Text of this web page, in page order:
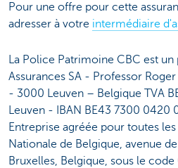
Pour une offre pour cette
adresser à votre intermédiaire
La Police Patrimoine CBC est un
Assurances SA - Professor
- 3000 Leuven – Belgique TVA
Leuven - IBAN BE43 7300 0420
Entreprise agréée pour toutes
Nationale de Belgique, avenue
Bruxelles, Belgique, sous le